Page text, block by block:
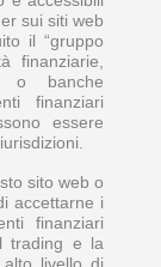
sui siti web
il “gruppo
finanziarie,
o banche
finanziari
essere
sito web o
accettarne i
finanziari
trading e la